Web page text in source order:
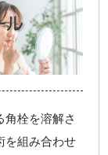
ル
角栓を溶解さ
を組み合わせ